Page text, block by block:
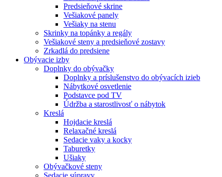
Predsieňové skrine
Vešiakové panely
Vešiaky na stenu
Skrinky na topánky a regály
Vešiakové steny a predsieňové zostavy
Zrkadlá do predsiene
Obývacie izby
Doplnky do obývačky
Doplnky a príslušenstvo do obývacích izieb
Nábytkové osvetlenie
Podstavce pod TV
Údržba a starostlivosť o nábytok
Kreslá
Hojdacie kreslá
Relaxačné kreslá
Sedacie vaky a kocky
Taburetky
Ušiaky
Obývačkové steny
Sedacie súpravy